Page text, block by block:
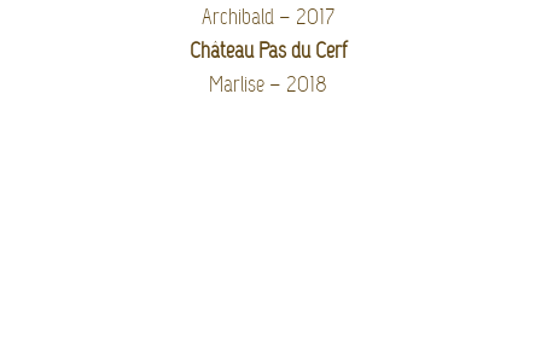
Archibald – 2017
Château Pas du Cerf
Marlise – 2018